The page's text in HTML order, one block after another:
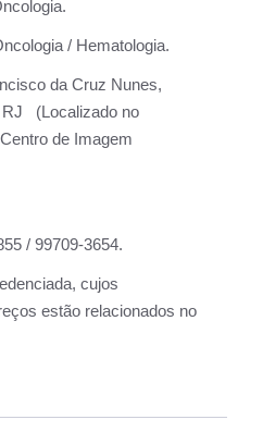
/ Hematologia.
da Cruz Nunes,
RJ (Localizado no
de Imagem
/ 99709-3654.
cujos
estão relacionados no